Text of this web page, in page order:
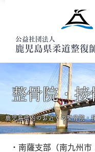
公益社団法人
鹿児島県柔道整復
整骨院・接
鹿児島県内のお近くの整骨院・
・南薩支部（南九州市